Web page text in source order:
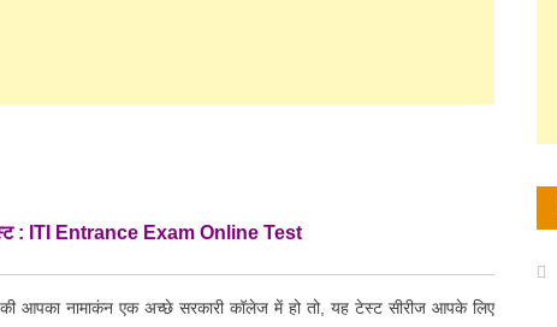
: ITI Entrance Exam Online Test
आपका नामाकंन एक अच्छे सरकारी कॉलेज में हो तो, यह टेस्ट सीरीज आपके लिए